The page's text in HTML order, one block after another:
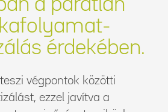
a páratlan
érdekében.
teszi végpontok közötti
ezzel javítva a